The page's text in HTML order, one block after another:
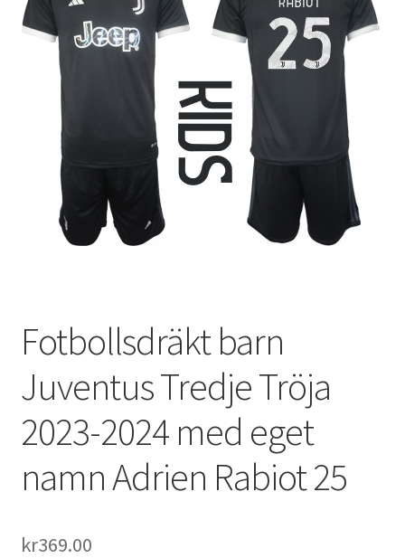
Kontakta oss
Mitt konto
Storleksguiden
Varukorg
Fotbollsdräkt barn
Juventus Tredje Tröja
2023-2024 med eget
namn Adrien Rabiot 25
kr369.00